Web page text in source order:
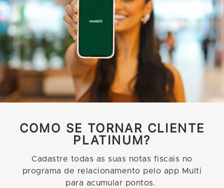
COMO SE TORNAR CLIENTE
PLATINUM?
Cadastre todas as suas notas fiscais no
programa de relacionamento pelo app Multi
para acumular pontos.